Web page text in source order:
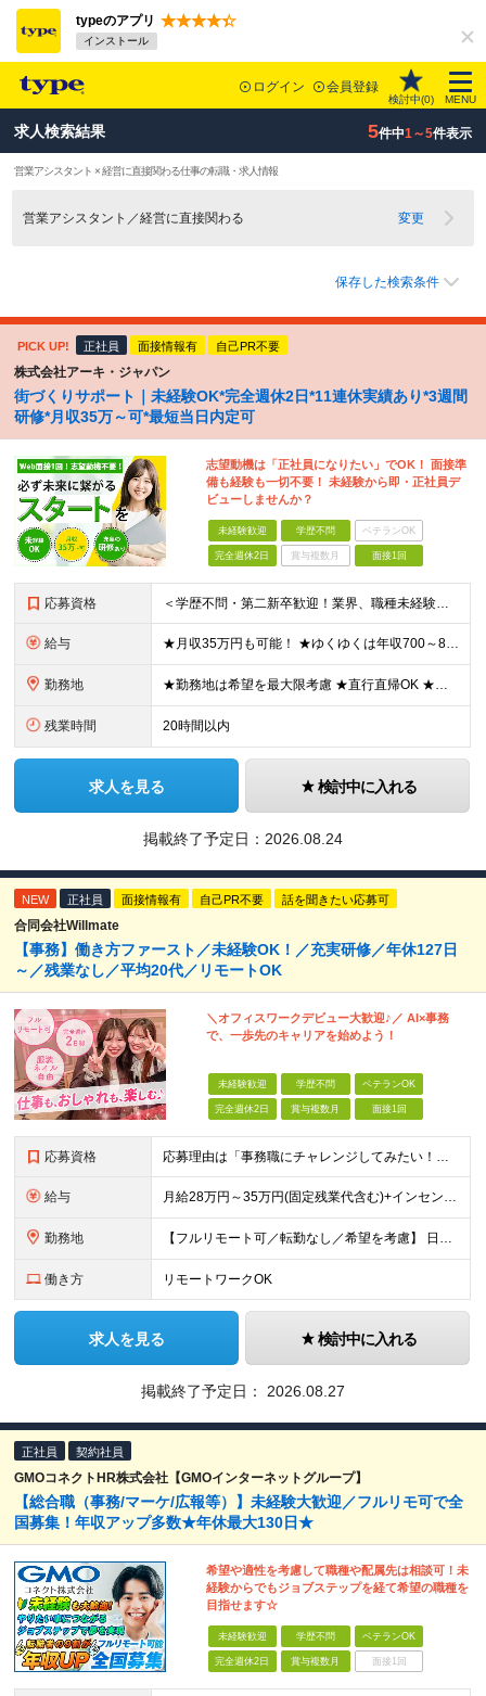
typeのアプリ
インストール
ログイン 会員登録
検討中(0) MENU
求人検索結果 5件中1～5件表示
営業アシスタント × 経営に直接関わる仕事の転職・求人情報
営業アシスタント／経営に直接関わる 変更
保存した検索条件
PICK UP! 正社員 面接情報有 自己PR不要
株式会社アーキ・ジャパン
街づくりサポート｜未経験OK*完全週休2日*11連休実績あり*3週間
研修*月収35万～可*最短当日内定可
志望動機は「正社員になりたい」でOK！ 面接準
備も経験も一切不要！ 未経験から即・正社員デ
ビューしませんか？
未経験歓迎 学歴不問 ベテランOK
完全週休2日 賞与複数月 面接1回
応募資格 ＜学歴不問・第二新卒歓迎！業界、職種未経験歓迎！20代～30代活躍中＞ ★35歳以下の方（若年層の長期キャリア形成を図るため） ★フリーター・正社員未経験・社会人未経験OK ★転職回数が多い方もぜひ
給与 ★月収35万円も可能！ ★ゆくゆくは年収700～800万円も！ ★手当が多数あり ・残業手当（100％）★1分単位で支給 ・資格手当（最大月6万円） ・結婚/出産祝金（最大3万円） 【首都圏・北関東
勤務地 ★勤務地は希望を最大限考慮 ★直行直帰OK ★車通勤のエリアもあり ★研修は、下記いずれかの研修センターで行います ・東京校（東京本社とアクセスは同様） ・大阪校（大阪府大阪市中央区道修町 2-1-1
残業時間 20時間以内
求人を見る 検討中に入れる
掲載終了予定日： 2026.08.24
NEW 正社員 面接情報有 自己PR不要 話を聞きたい応募可
合同会社Willmate
【事務】働き方ファースト／未経験OK！／充実研修／年休127日
～／残業なし／平均20代／リモートOK
＼オフィスワークデビュー大歓迎♪／ AI×事務
で、一歩先のキャリアを始めよう！
未経験歓迎 学歴不問 ベテランOK
完全週休2日 賞与複数月 面接1回
応募資格 応募理由は「事務職にチャレンジしてみたい！」でOK！ #学歴不問 #未経験OK #第二新卒歓迎 ★1つでも当てはまれば、マッチング率高め★ □ オフィスワークデビューしたい方 □ 人をサポートする
給与 月給28万円～35万円(固定残業代含む)+インセンティブ＋各種手当 ※経験・能力等を考慮の上、決定します。 ※残業はほとんどありませんが、発生した場合は時間外手当を100％支給します。 【固定残業
勤務地 【フルリモート可／転勤なし／希望を考慮】 日本47都道府県、どこでも就業可能！ （東京・神奈川・埼玉・千葉・北海道・宮城・愛知・大阪・福岡・新潟など 各拠点近郊のプロジェクト先） 【Point】
働き方 リモートワークOK
求人を見る 検討中に入れる
掲載終了予定日： 2026.08.27
正社員 契約社員
GMOコネクトHR株式会社【GMOインターネットグループ】
【総合職（事務/マーケ/広報等）】未経験大歓迎／フルリモ可で全
国募集！年収アップ多数★年休最大130日★
希望や適性を考慮して職種や配属先は相談可！未
経験からでもジョブステップを経て希望の職種を
目指せます☆
未経験歓迎 学歴不問 ベテランOK
完全週休2日 賞与複数月 面接1回